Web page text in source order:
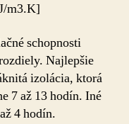
m3.K]
schopnosti
Najlepšie
izolácia, ktorá
7 až 13 hodín. Iné
4 hodín.